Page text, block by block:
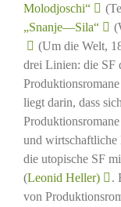
Molodjoschi“
„Snanje—Sila“
(Um die Welt,
drei Linien: die SF
liegt darin, dass
und wirtschaftliche
die utopische SF
(Leonid Heller)
.
von